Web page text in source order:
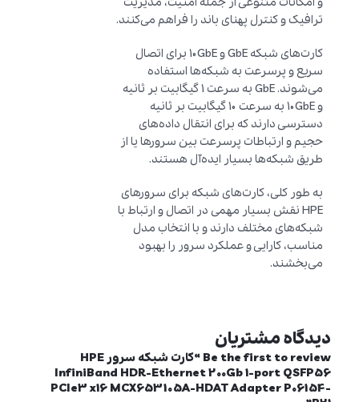
ترافیک و کنترل پهنای باند را فراهم می‌کنند.
کارت‌های شبکه GbE و 10GbE برای اتصال
سریع و پرسرعت به شبکه‌ها استفاده
می‌شوند. GbE به سرعت 1 گیگابیت بر ثانیه
و 10GbE به سرعت 10 گیگابیت بر ثانیه
دسترسی دارند که برای انتقال داده‌های
حجیم و ارتباطات پرسرعت بین سرورها یا از
طریق شبکه‌ها بسیار ایده‌آل هستند.
به طور کلی، کارت‌های شبکه برای سرورهای
HPE نقش بسیار مهمی در اتصال و ارتباط با
شبکه‌های مختلف دارند و با انتخاب مدل
مناسب، کارایی و عملکرد سرور را بهبود
می‌بخشند.
دیدگاه مشتریان
Be the first to review “کارت شبکه سرور HPE
InfiniBand HDR-Ethernet 200Gb 1-port QSFP56
PCIe3 x16 MCX653105A-HDAT Adapter P06154-